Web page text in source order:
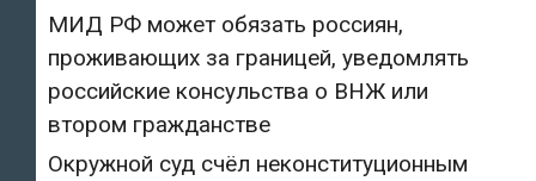
МИД РФ может обязать россиян,
проживающих за границей, уведомлять
российские консульства о ВНЖ или
втором гражданстве
Окружной суд счёл неконституционным